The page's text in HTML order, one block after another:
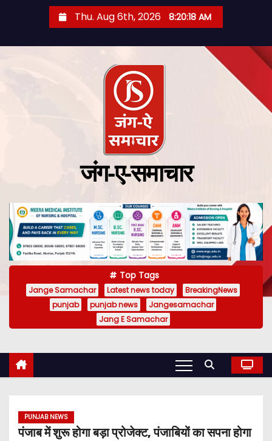
Thu. Aug 6th, 2026 8:20:19 AM
जंग-ए-समाचार
Top Tags
Jange Samachar Latest news today
BreakingNews
punjab
punjab news
Jangesamachar
Jang E Samachar
PUNJAB NEWS
पंजाब में शुरू होगा बड़ा प्रोजेक्ट, पंजाबियों का सपना होगा